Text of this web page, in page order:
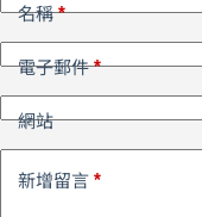
名稱*
電子郵件*
網站
新增留言 *